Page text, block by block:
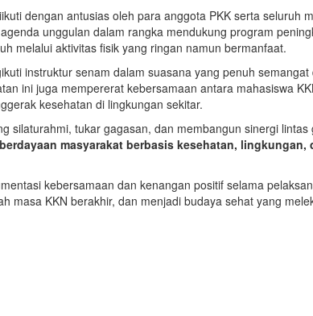
dengan antusias oleh para anggota PKK serta seluruh
unggulan dalam rangka mendukung program
melalui aktivitas fisik yang ringan namun bermanfaat.
instruktur senam dalam suasana yang penuh semangat
ini juga mempererat kebersamaan antara mahasiswa
kesehatan di lingkungan sekitar.
silaturahmi, tukar gagasan, dan membangun sinergi lintas
masyarakat berbasis kesehatan, lingkungan,
kebersamaan dan kenangan positif selama
masa KKN berakhir, dan menjadi budaya sehat yang